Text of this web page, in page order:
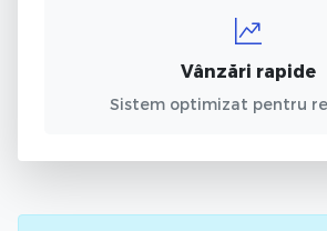
Vânzări rapide
Sistem optimizat pentru